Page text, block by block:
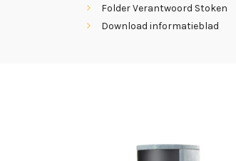
Folder Verantwoord Stoken
Download informatieblad